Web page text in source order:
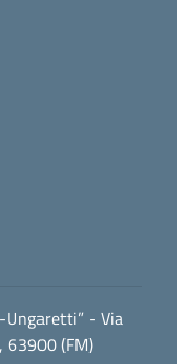
Ungaretti” - Via
63900 (FM)